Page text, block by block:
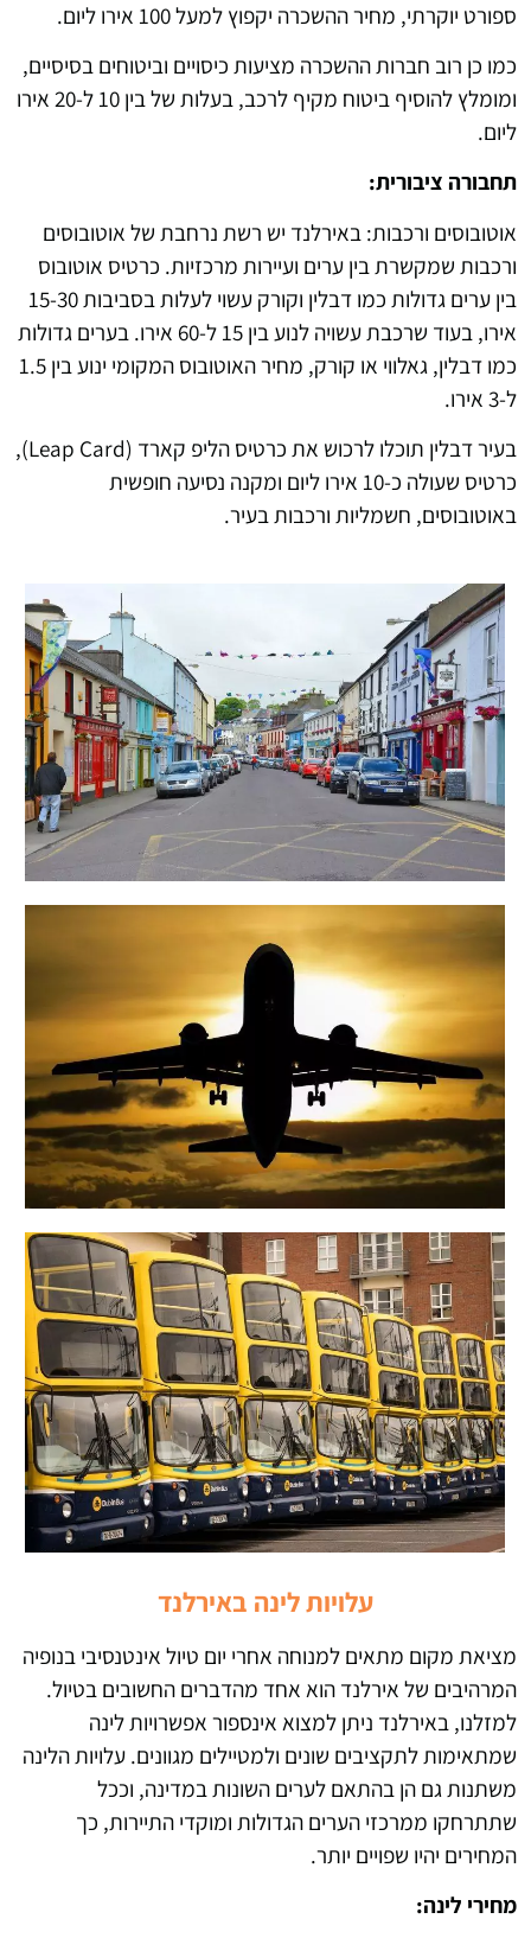
ספורט יוקרתי, מחיר ההשכרה יקפוץ למעל 100 אירו ליום.
כמו כן רוב חברות ההשכרה מציעות כיסויים וביטוחים בסיסיים,
ומומלץ להוסיף ביטוח מקיף לרכב, בעלות של בין 10 ל-20 אירו
ליום.
תחבורה ציבורית:
אוטובוסים ורכבות: באירלנד יש רשת נרחבת של אוטובוסים
ורכבות שמקשרת בין ערים ועיירות מרכזיות. כרטיס אוטובוס
בין ערים גדולות כמו דבלין וקורק עשוי לעלות בסביבות 15-30
אירו, בעוד שרכבת עשויה לנוע בין 15 ל-60 אירו. בערים גדולות
כמו דבלין, גאלווי או קורק, מחיר האוטובוס המקומי ינוע בין 1.5
ל-3 אירו.
בעיר דבלין תוכלו לרכוש את כרטיס הליפ קארד (Leap Card),
כרטיס שעולה כ-10 אירו ליום ומקנה נסיעה חופשית
באוטובוסים, חשמליות ורכבות בעיר.
עלויות לינה באירלנד
מציאת מקום מתאים למנוחה אחרי יום טיול אינטנסיבי בנופיה
המרהיבים של אירלנד הוא אחד מהדברים החשובים בטיול.
למזלנו, באירלנד ניתן למצוא אינספור אפשרויות לינה
שמתאימות לתקציבים שונים ולמטיילים מגוונים. עלויות הלינה
משתנות גם הן בהתאם לערים השונות במדינה, וככל
שתתרחקו ממרכזי הערים הגדולות ומוקדי התיירות, כך
המחירים יהיו שפויים יותר.
מחירי לינה: